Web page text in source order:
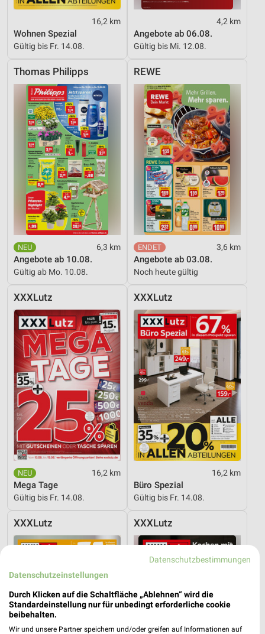
16,2 km
Wohnen Spezial
Gültig bis Fr. 14.08.
4,2 km
Angebote ab 06.08.
Gültig bis Mi. 12.08.
Thomas Philipps
6,3 km
Angebote ab 10.08.
Gültig ab Mo. 10.08.
REWE
3,6 km
Angebote ab 03.08.
Noch heute gültig
XXXLutz
16,2 km
Mega Tage
Gültig bis Fr. 14.08.
XXXLutz
16,2 km
Büro Spezial
Gültig bis Fr. 14.08.
XXXLutz XXXLutz
Datenschutzbestimmungen
Datenschutzeinstellungen
Durch Klicken auf die Schaltfläche „Ablehnen“ wird die
Standardeinstellung nur für unbedingt erforderliche cookie
beibehalten.
Wir und unsere Partner speichern und/oder greifen auf Informationen auf